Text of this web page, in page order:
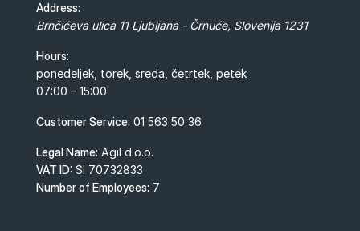
Address:
Brnčičeva ulica 11 Ljubljana - Črnuče, Slovenija 1231
Hours:
ponedeljek, torek, sreda, četrtek, petek
07:00 – 15:00
Customer Service: 01 563 50 36
Legal Name: Agil d.o.o.
VAT ID: SI 70732833
Number of Employees: 7